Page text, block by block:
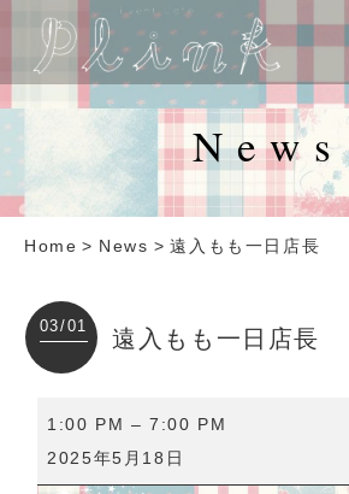
News
Home > News > 遠入もも一日店長
03/01 遠入もも一日店長
も
1:00 PM –7:00 PM
2025年5月18日